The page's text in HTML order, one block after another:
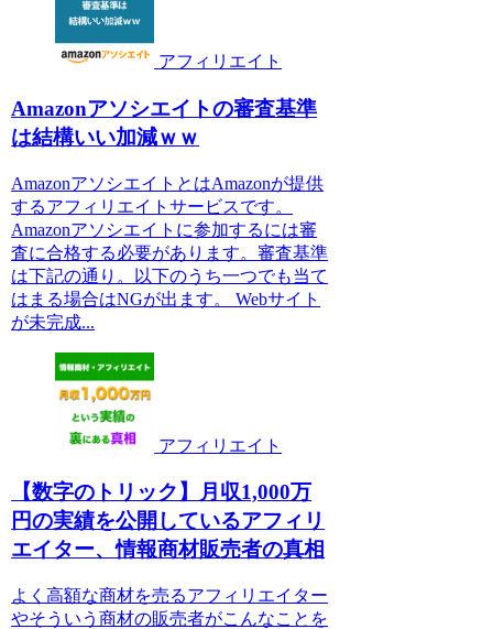
アフィリエイト
Amazonアソシエイトの審査基準
は結構いい加減ｗｗ
AmazonアソシエイトとはAmazonが提供
するアフィリエイトサービスです。
Amazonアソシエイトに参加するには審
査に合格する必要があります。審査基準
は下記の通り。以下のうち一つでも当て
はまる場合はNGが出ます。 Webサイト
が未完成...
アフィリエイト
【数字のトリック】月収1,000万
円の実績を公開しているアフィリ
エイター、情報商材販売者の真相
よく高額な商材を売るアフィリエイター
やそういう商材の販売者がこんなことを